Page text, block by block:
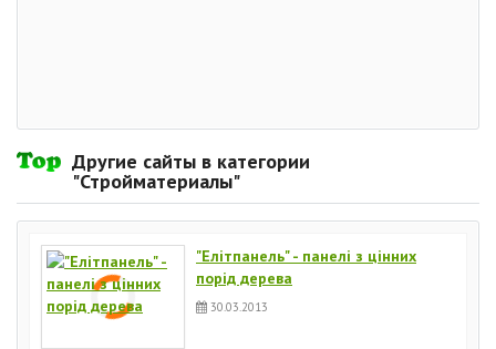
Другие сайты в категории
"Стройматериалы"
"Елітпанель" - панелі з цінних
порід дерева
30.03.2013